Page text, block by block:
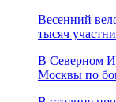
Весенний
тысяч
В Северном
Москвы по